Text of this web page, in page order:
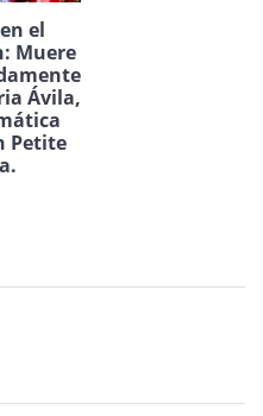
el
Muere
Ávila,
Petite